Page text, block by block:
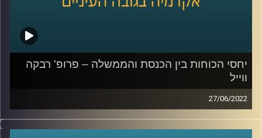
יחסי הכוחות בין הכנסת והממשלה – פרופ' רבקה
ווייל
27/06/2022
בשבוע שעבר ראש הממשלה נפתלי בנט הודיע על התפזרות
הקדמת הבחירות. הדבר נעשה, על פי הצהרתו, במטרה למנוע